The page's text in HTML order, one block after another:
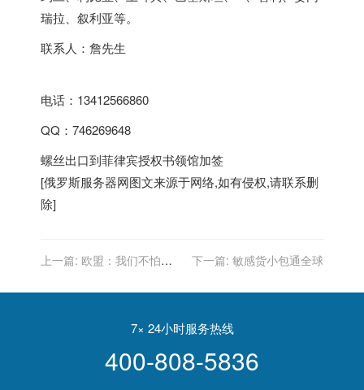
瑞拉、叙利亚等。
联系人：詹先生
电话：13412566860
QQ：746269648
螺丝出口到菲律宾授权书领馆加签
[俄罗斯服务器网图文来源于网络,如有侵权,请联系删
除]
上一篇: 欧盟：我们不怕俄
下一篇: 敏感货小包通全球
7× 24小时服务热线
400-808-5836